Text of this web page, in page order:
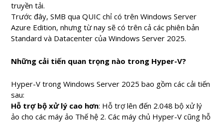
truyền tải.
Trước đây, SMB qua QUIC chỉ có trên Windows Server
Azure Edition, nhưng từ nay sẽ có trên cả các phiên bản
Standard và Datacenter của Windows Server 2025.
Những cải tiến quan trọng nào trong Hyper-V?
Hyper-V trong Windows Server 2025 bao gồm các cải tiến
sau:
Hỗ trợ bộ xử lý cao hơn: Hỗ trợ lên đến 2.048 bộ xử lý
ảo cho các máy ảo Thế hệ 2. Các máy chủ Hyper-V cũng hỗ